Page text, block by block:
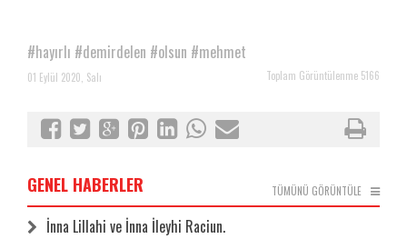
#hayırlı #demirdelen #olsun #mehmet
Toplam Görüntülenme 5166
01 Eylül 2020, Salı
TÜMÜNÜ GÖRÜNTÜLE
GENEL HABERLER
İnna Lillahi ve İnna İleyhi Raciun.